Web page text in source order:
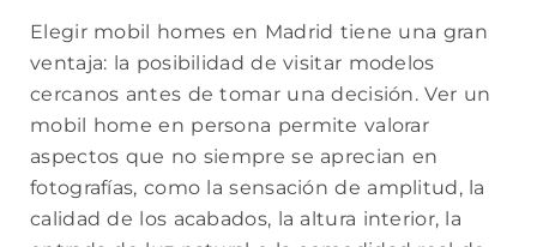
Elegir mobil homes en Madrid tiene una gran
ventaja: la posibilidad de visitar modelos
cercanos antes de tomar una decisión. Ver un
mobil home en persona permite valorar
aspectos que no siempre se aprecian en
fotografías, como la sensación de amplitud, la
calidad de los acabados, la altura interior, la